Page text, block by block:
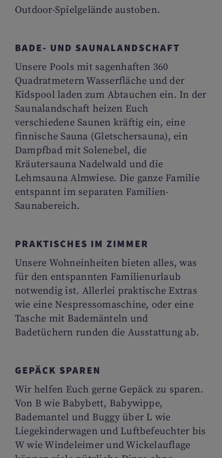
Outdoor-Spielgelände austoben.
BADE- UND SAUNALANDSCHAFT
Unsere Pools mit sagenhaften 360
Quadratmetern Wasserfläche und der
Kidspool laden zum Abtauchen ein. In der
Saunalandschaft heizen Euch
verschiedene Saunen kräftig ein, eine
finnische Sauna (Gletschersauna), ein
Dampfbad mit Solenebel, die
Kräutersauna Nadelwald und die
Lehmsauna Almwiese. Die ganze Familie
entspannt im separaten Familien-
Saunabereich.
PRAKTISCHES IM ZIMMER
Unsere Wohneinheiten bieten alles, was
für den entspannten Familienurlaub
notwendig ist. Allerlei praktische Extras
wie eine Nespressomaschine, oder eine
Tasche mit Bademänteln und
Badetüchern runden die Ausstattung ab.
GEPÄCK SPAREN
Wir helfen Euch gerne Gepäck zu sparen.
Von B wie Babybett, Babywippe,
Bademantel und Buggy über L wie
Liegekinderwagen und Luftbefeuchter bis
W wie Windeleimer und Wickelauflage